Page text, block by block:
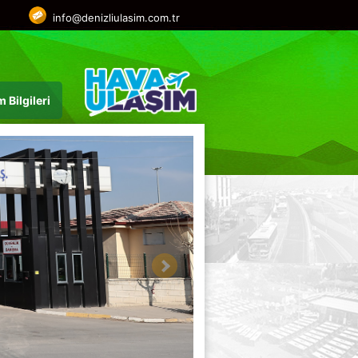
info@denizliulasim.com.tr
Bilgileri